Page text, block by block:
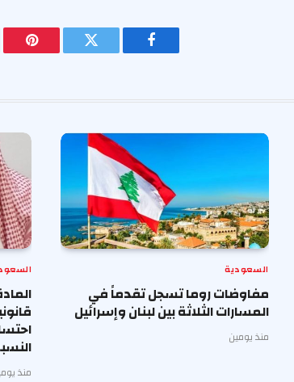
فيسبوك تويتر
السعودية
مفاوضات روما تسجل تقدماً في
المسارات الثلاثة بين لبنان وإسرائيل
منذ يومين
منذ